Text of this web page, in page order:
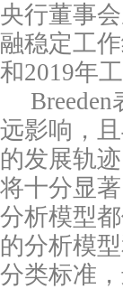
央行董事
融稳定工
和2019年
Breeden
远影响，
的发展轨
将十分显
分析模型
的分析模
分类标准